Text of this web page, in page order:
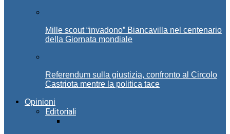
Mille scout “invadono” Biancavilla nel centenario
della Giornata mondiale
Referendum sulla giustizia, confronto al Circolo
Castriota mentre la politica tace
Opinioni
Editoriali